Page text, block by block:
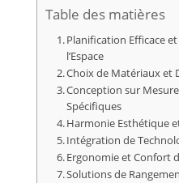
Table des matières
Planification Efficace
l’Espace
Choix de Matériaux et
Conception sur
Spécifiques
Harmonie Esthétique
Intégration de
Ergonomie et Confort
Solutions de